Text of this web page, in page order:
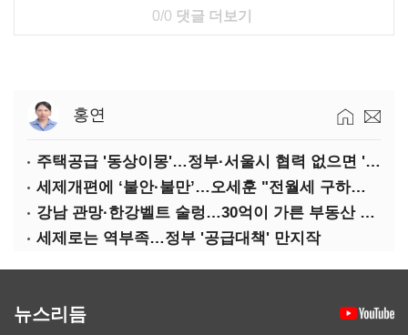
0/0 댓글 더보기
홍연
주택공급 '동상이몽'…정부·서울시 협력 없으면 '공수표'
세제개편에 ‘불안·불만’…오세훈 "전월세 구하기 더 힘들어질 것"
강남 관망·한강벨트 술렁…30억이 가른 부동산 민심
세제로는 역부족…정부 '공급대책' 만지작
뉴스리듬